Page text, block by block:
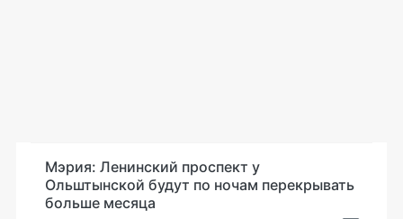
Мэрия: Ленинский проспект у
Ольштынской будут по ночам перекрывать
больше месяца